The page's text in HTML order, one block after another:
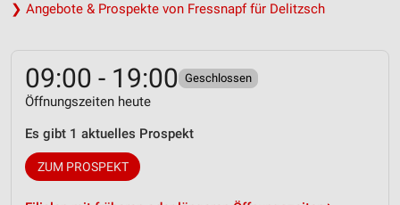
❯ Angebote & Prospekte von Fressnapf für Delitzsch
09:00 - 19:00 Geschlossen
Öffnungszeiten heute
Es gibt 1 aktuelles Prospekt
ZUM PROSPEKT